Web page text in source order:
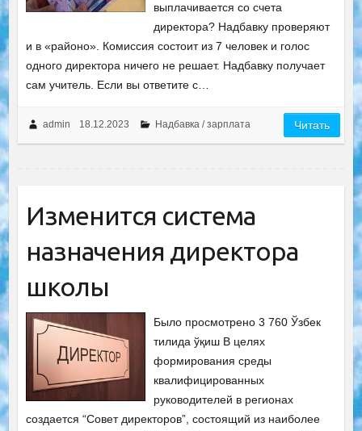
выплачивается со счета
директора? Надбавку проверяют
и в «районо». Комиссия состоит из 7 человек и голос
одного директора ничего не решает. Надбавку получает
сам учитель. Если вы ответите с…
admin 18.12.2023 Надбавка / зарплата Читать
Изменится система
назначения директора
школы
Было просмотрено 3 760 Ўзбек
тилида ўқиш В целях
формирования среды
квалифицированных
руководителей в регионах
создается “Совет директоров”, состоящий из наиболее